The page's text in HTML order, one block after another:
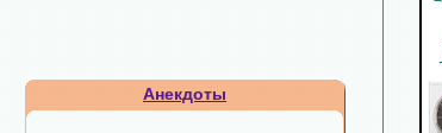
Анекдоты